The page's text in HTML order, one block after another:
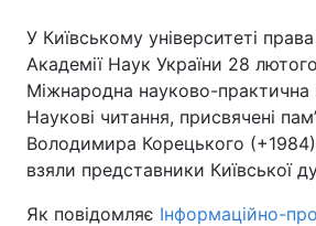
У Київському університеті
Академії Наук України 28
Міжнародна науково-практична
Наукові читання, присвячені
Володимира Корецького
взяли представники Київської
Як повідомляє Інформаційно-